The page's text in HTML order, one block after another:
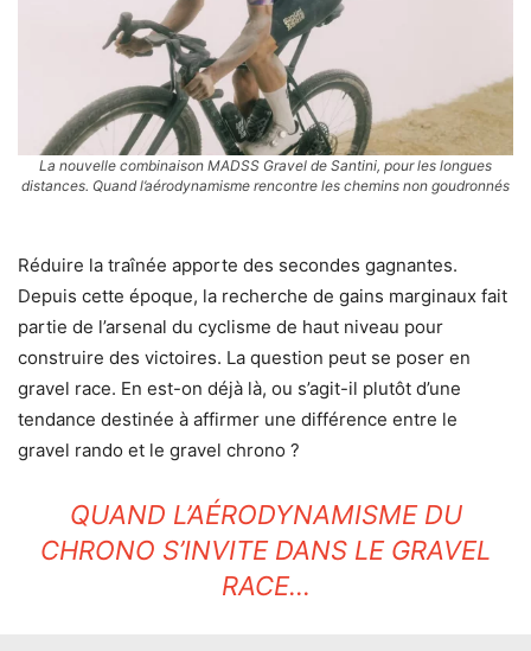
La nouvelle combinaison MADSS Gravel de Santini, pour les longues
distances. Quand l’aérodynamisme rencontre les chemins non goudronnés
Réduire la traînée apporte des secondes gagnantes.
Depuis cette époque, la recherche de gains marginaux fait
partie de l’arsenal du cyclisme de haut niveau pour
construire des victoires. La question peut se poser en
gravel race. En est-on déjà là, ou s’agit-il plutôt d’une
tendance destinée à affirmer une différence entre le
gravel rando et le gravel chrono ?
QUAND L’AÉRODYNAMISME DU
CHRONO S’INVITE DANS LE GRAVEL
RACE…